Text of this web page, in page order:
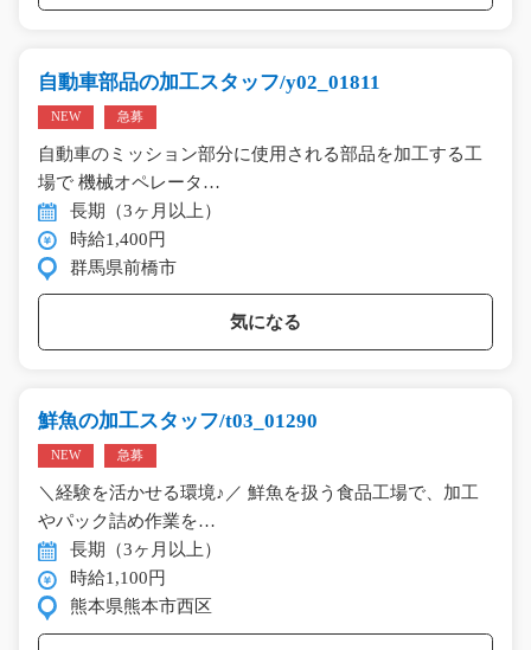
自動車部品の加工スタッフ/y02_01811
NEW 急募
自動車のミッション部分に使用される部品を加工する工
場で 機械オペレータ…
長期（3ヶ月以上）
時給1,400円
群馬県前橋市
気になる
鮮魚の加工スタッフ/t03_01290
NEW 急募
＼経験を活かせる環境♪／ 鮮魚を扱う食品工場で、加工
やパック詰め作業を…
長期（3ヶ月以上）
時給1,100円
熊本県熊本市西区